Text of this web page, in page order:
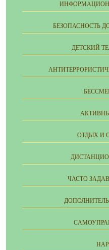
БЕЗОПАСНОСТЬ
ДЕТСКИЙ
ОТДЫХ И
ЧАСТО